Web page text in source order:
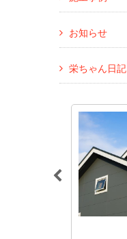
お知らせ
栄ちゃん日記